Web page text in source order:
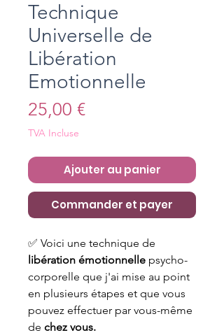
Technique
Universelle de
Libération
Emotionnelle
25,00 €Prix
TVA Incluse
Ajouter au panier
Commander et payer
✅ Voici une technique de
libération émotionnelle psycho-
corporelle que j'ai mise au point
en plusieurs étapes et que vous
pouvez effectuer par vous-même
de chez vous.